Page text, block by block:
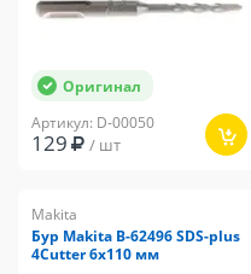
Оригинал
Артикул: D-00050
129 / шт
Makita
Бур Makita B-62496 SDS-plus
4Cutter 6x110 мм